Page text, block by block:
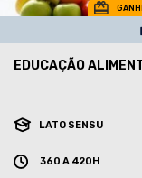
EDUCAÇÃO
LATO SENSU
360 A 420H